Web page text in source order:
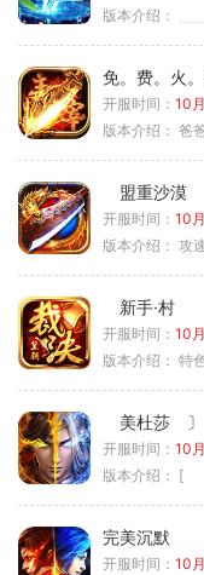
版本介绍：
免。费。火
开服时间： 10
版本介绍： 爸
盟重沙漠
开服时间： 10
版本介绍： 攻
新手·村
开服时间： 10
版本介绍： 特
美杜莎 〕
开服时间： 10
版本介绍： [
完美沉默
开服时间： 10